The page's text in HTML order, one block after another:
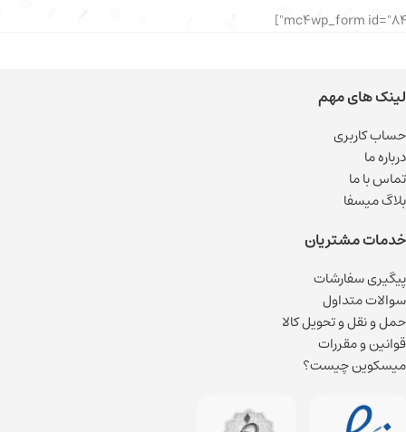
لینک های مهم
حساب کاربری
درباره ما
تماس با ما
بلاگ میسفا
خدمات مشتریان
پیگیری سفارشات
سوالات متداول
حمل و نقل و تحویل کالا
قوانین و مقررات
میسکوین چیست؟